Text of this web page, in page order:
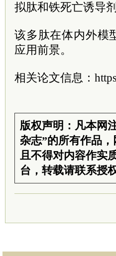
拟肽和铁死亡诱导
该多肽在体内外模
应用前景。
相关论文信息：
版权声明：凡本网
杂志”的所有作品
且不得对内容作实
台，转载请联系授